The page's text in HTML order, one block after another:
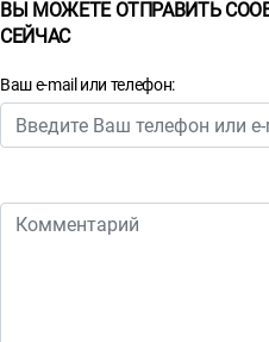
ВЫ МОЖЕТЕ ОТПРАВИТЬ
СЕЙЧАС
Ваш e-mail или телефон: